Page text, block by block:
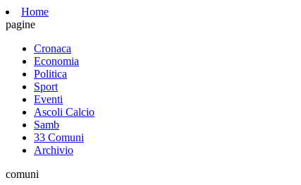
Home
pagine
Cronaca
Economia
Politica
Sport
Eventi
Ascoli Calcio
Samb
33 Comuni
Archivio
comuni